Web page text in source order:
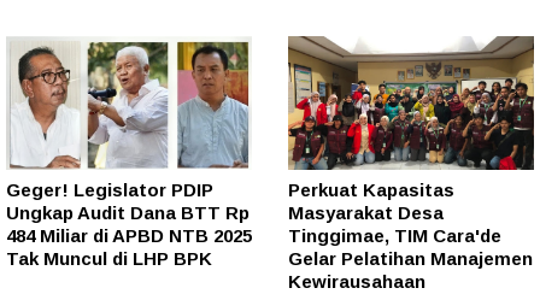
Geger! Legislator PDIP
Ungkap Audit Dana BTT Rp
484 Miliar di APBD NTB 2025
Tak Muncul di LHP BPK
Perkuat Kapasitas
Masyarakat Desa
Tinggimae, TIM Cara'de
Gelar Pelatihan Manajemen
Kewirausahaan